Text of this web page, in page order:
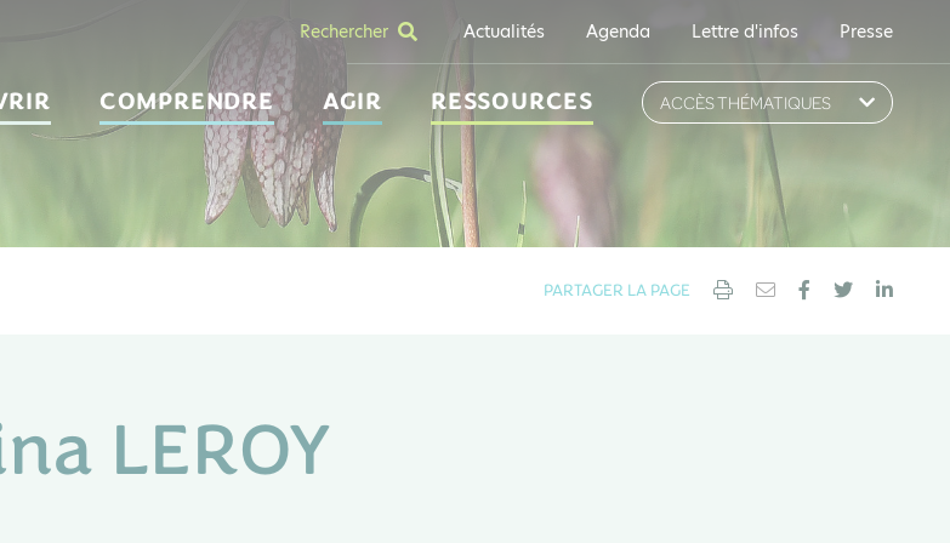
Rechercher Actualités Agenda Lettre d'infos Presse
COMPRENDRE AGIR RESSOURCES ACCÈS THÉMATIQUES
PARTAGER LA PAGE
LEROY